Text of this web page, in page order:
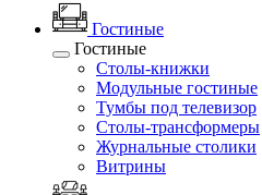
Гостиные
Гостиные
Столы-книжки
Модульные гостиные
Тумбы под телевизор
Столы-трансформеры
Журнальные столики
Витрины